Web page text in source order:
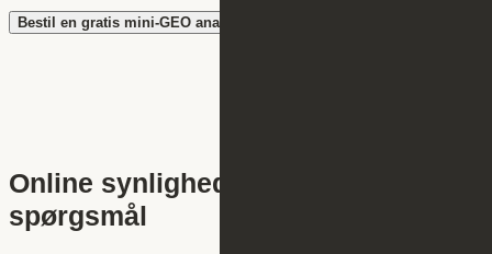
Bestil en gratis mini-GEO analyse
Online synlighed – ofte stillede
spørgsmål